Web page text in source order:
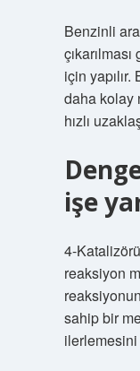
Benzinli
için
daha kolay
hızlı
işe
4-
reaksiyon
sahip bir